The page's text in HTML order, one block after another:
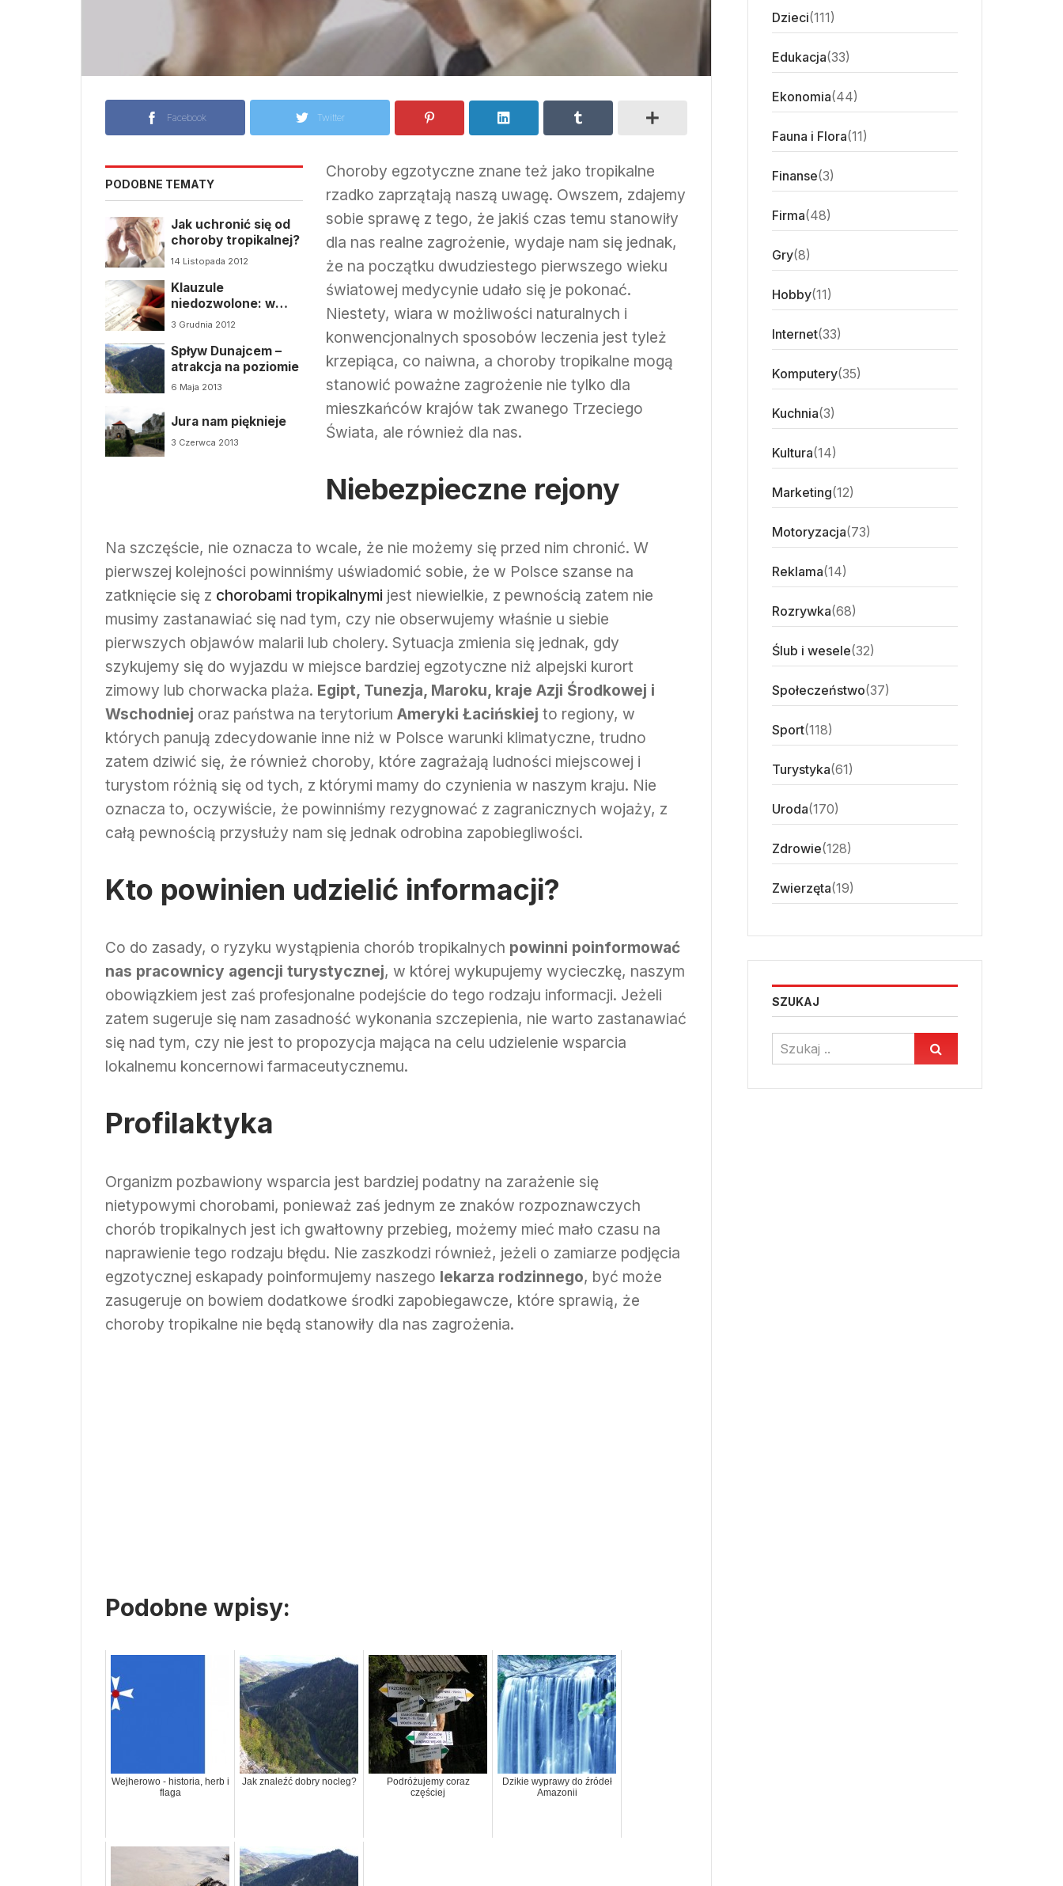
Facebook Twitter
PODOBNE TEMATY
Jak uchronić się od
choroby tropikalnej?
14 Listopada 2012
Klauzule
niedozwolone: w
służbie turystom czy
3 Grudnia 2012
Spływ Dunajcem –
atrakcja na poziomie
6 Maja 2013
Jura nam pięknieje
3 Czerwca 2013
Choroby egzotyczne znane też jako tropikalne
rzadko zaprzątają naszą uwagę. Owszem, zdajemy
sobie sprawę z tego, że jakiś czas temu stanowiły
dla nas realne zagrożenie, wydaje nam się jednak,
że na początku dwudziestego pierwszego wieku
światowej medycynie udało się je pokonać.
Niestety, wiara w możliwości naturalnych i
konwencjonalnych sposobów leczenia jest tyleż
krzepiąca, co naiwna, a choroby tropikalne mogą
stanowić poważne zagrożenie nie tylko dla
mieszkańców krajów tak zwanego Trzeciego
Świata, ale również dla nas.
Niebezpieczne rejony
Na szczęście, nie oznacza to wcale, że nie możemy się przed nim chronić. W
pierwszej kolejności powinniśmy uświadomić sobie, że w Polsce szanse na
zatknięcie się z chorobami tropikalnymi jest niewielkie, z pewnością zatem nie
musimy zastanawiać się nad tym, czy nie obserwujemy właśnie u siebie
pierwszych objawów malarii lub cholery. Sytuacja zmienia się jednak, gdy
szykujemy się do wyjazdu w miejsce bardziej egzotyczne niż alpejski kurort
zimowy lub chorwacka plaża. Egipt, Tunezja, Maroku, kraje Azji Środkowej i
Wschodniej oraz państwa na terytorium Ameryki Łacińskiej to regiony, w
których panują zdecydowanie inne niż w Polsce warunki klimatyczne, trudno
zatem dziwić się, że również choroby, które zagrażają ludności miejscowej i
turystom różnią się od tych, z którymi mamy do czynienia w naszym kraju. Nie
oznacza to, oczywiście, że powinniśmy rezygnować z zagranicznych wojaży, z
całą pewnością przysłuży nam się jednak odrobina zapobiegliwości.
Kto powinien udzielić informacji?
Co do zasady, o ryzyku wystąpienia chorób tropikalnych powinni poinformować
nas pracownicy agencji turystycznej, w której wykupujemy wycieczkę, naszym
obowiązkiem jest zaś profesjonalne podejście do tego rodzaju informacji. Jeżeli
zatem sugeruje się nam zasadność wykonania szczepienia, nie warto zastanawiać
się nad tym, czy nie jest to propozycja mająca na celu udzielenie wsparcia
lokalnemu koncernowi farmaceutycznemu.
Profilaktyka
Organizm pozbawiony wsparcia jest bardziej podatny na zarażenie się
nietypowymi chorobami, ponieważ zaś jednym ze znaków rozpoznawczych
chorób tropikalnych jest ich gwałtowny przebieg, możemy mieć mało czasu na
naprawienie tego rodzaju błędu. Nie zaszkodzi również, jeżeli o zamiarze podjęcia
egzotycznej eskapady poinformujemy naszego lekarza rodzinnego, być może
zasugeruje on bowiem dodatkowe środki zapobiegawcze, które sprawią, że
choroby tropikalne nie będą stanowiły dla nas zagrożenia.
Podobne wpisy:
Wejherowo - historia, herb i
flaga
Jak znaleźć dobry nocleg?
Podróżujemy coraz
częściej
Dzikie wyprawy do źródeł
Amazonii
Dzieci(111)
Edukacja(33)
Ekonomia(44)
Fauna i Flora(11)
Finanse(3)
Firma(48)
Gry(8)
Hobby(11)
Internet(33)
Komputery(35)
Kuchnia(3)
Kultura(14)
Marketing(12)
Motoryzacja(73)
Reklama(14)
Rozrywka(68)
Ślub i wesele(32)
Społeczeństwo(37)
Sport(118)
Turystyka(61)
Uroda(170)
Zdrowie(128)
Zwierzęta(19)
SZUKAJ